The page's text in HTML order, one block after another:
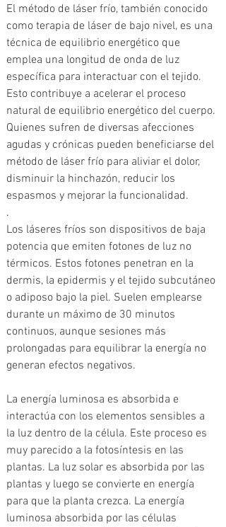
El método de láser frío, también conocido
como terapia de láser de bajo nivel, es una
técnica de equilibrio energético que
emplea una longitud de onda de luz
específica para interactuar con el tejido.
Esto contribuye a acelerar el proceso
natural de equilibrio energético del cuerpo.
Quienes sufren de diversas afecciones
agudas y crónicas pueden beneficiarse del
método de láser frío para aliviar el dolor,
disminuir la hinchazón, reducir los
espasmos y mejorar la funcionalidad.
.
Los láseres fríos son dispositivos de baja
potencia que emiten fotones de luz no
térmicos. Estos fotones penetran en la
dermis, la epidermis y el tejido subcutáneo
o adiposo bajo la piel. Suelen emplearse
durante un máximo de 30 minutos
continuos, aunque sesiones más
prolongadas para equilibrar la energía no
generan efectos negativos.
La energía luminosa es absorbida e
interactúa con los elementos sensibles a
la luz dentro de la célula. Este proceso es
muy parecido a la fotosíntesis en las
plantas. La luz solar es absorbida por las
plantas y luego se convierte en energía
para que la planta crezca. La energía
luminosa absorbida por las células